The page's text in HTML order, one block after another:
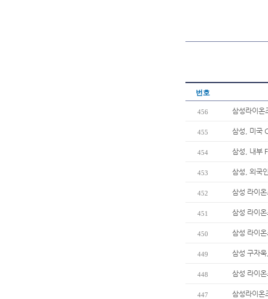
번호
456 삼성라이온
455 삼성, 미국
454 삼성, 내부
453 삼성, 외국
452 삼성 라이
451 삼성 라이
450 삼성 라이
449 삼성 구자
448 삼성 라이
447 삼성라이온